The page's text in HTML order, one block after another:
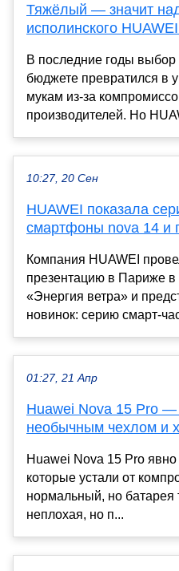
Тяжёлый — значит
исполинского
В последние годы
бюджете превратился в
мукам из-за
производителей. Но
10:27, 20 Сен
HUAWEI показала
смартфоны nova 14 и
Компания HUAWEI
презентацию в Париже в
«Энергия ветра» и
новинок: серию смарт-
01:27, 21 Апр
Huawei Nova 15 Pro
необычным чехлом и
Huawei Nova 15 Pro
которые устали от
нормальный, но батарея
неплохая, но п...